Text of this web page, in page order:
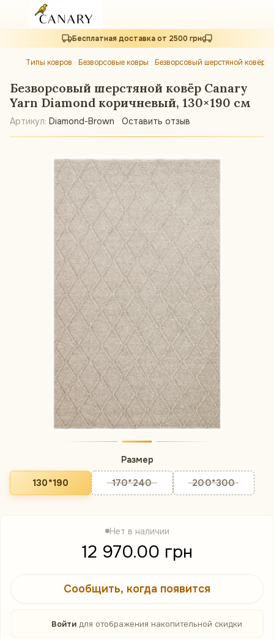
Бесплатная доставка от 2500 грн
Типы ковров Безворсовые ковры Безворсовый шерстяной ковёр
Безворсовый шерстяной ковёр Canary
Yarn Diamond коричневый, 130×190 см
Артикул: Diamond-Brown Оставить отзыв
Размер
130*190 170*240 200*300
Нет в наличии
12 970.00 грн
Сообщить, когда появится
Войти для отображения накопительной скидки